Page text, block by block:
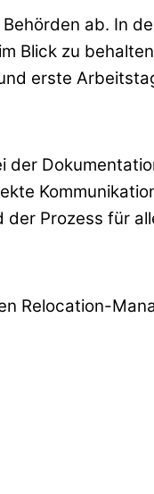
ab. In
Blick zu
erste
der Prozess für
Relocation-